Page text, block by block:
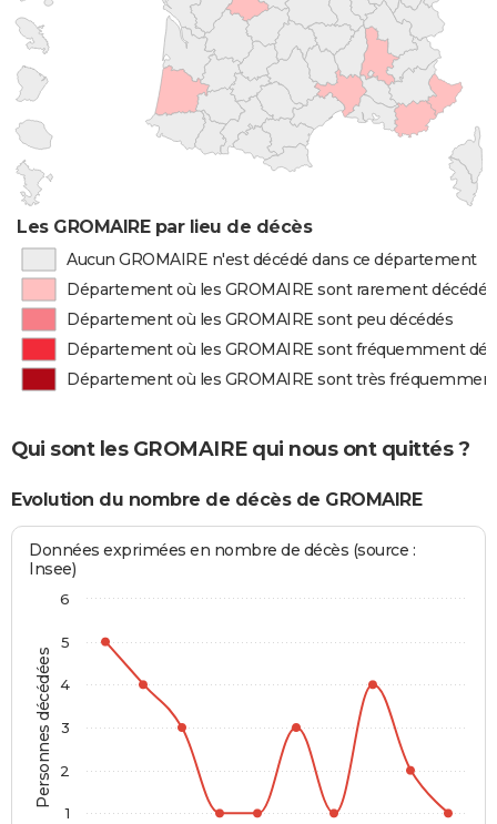
Les GROMAIRE par lieu de décès
Aucun GROMAIRE n'est décédé dans ce département
Département où les GROMAIRE sont rarement décédés
Département où les GROMAIRE sont peu décédés
Département où les GROMAIRE sont fréquemment
Département où les GROMAIRE sont très
Qui sont les GROMAIRE qui nous ont quittés ?
Evolution du nombre de décès de GROMAIRE
Personnes décédées
Données exprimées en nombre de décès (source :
Insee)
1
2
3
4
5
6